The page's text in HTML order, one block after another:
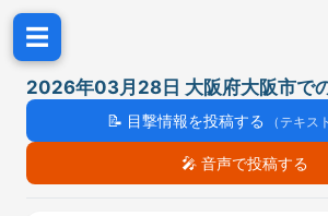
☰
2026年03月28日 大阪府大阪市で
📝 目撃情報を投稿する （テキス
🎤 音声で投稿する